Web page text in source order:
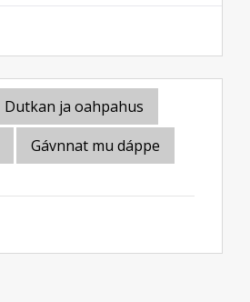
Dutkan ja oahpahus
Gávnnat mu dáppe